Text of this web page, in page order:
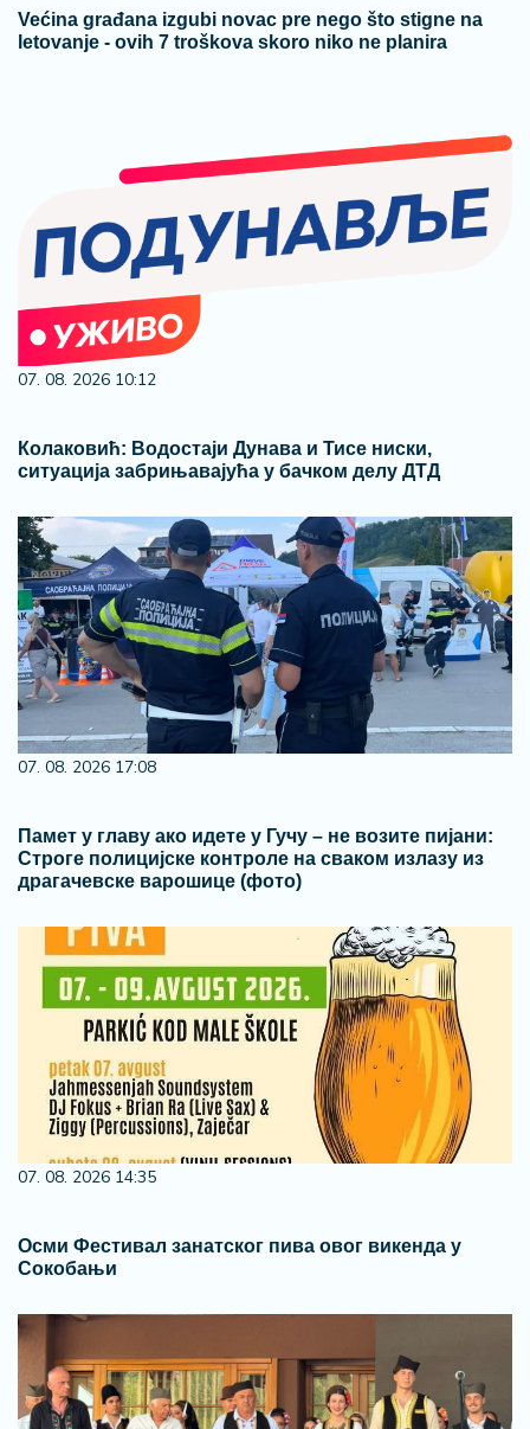
Većina građana izgubi novac pre nego što stigne na
letovanje - ovih 7 troškova skoro niko ne planira
07. 08. 2026 10:12
Колаковић: Водостаји Дунава и Тисе ниски,
ситуација забрињавајућа у бачком делу ДТД
07. 08. 2026 17:08
Памет у главу ако идете у Гучу – не возите пијани:
Строге полицијске контроле на сваком излазу из
драгачевске варошице (фото)
07. 08. 2026 14:35
Осми Фестивал занатског пива овог викенда у
Сокобањи